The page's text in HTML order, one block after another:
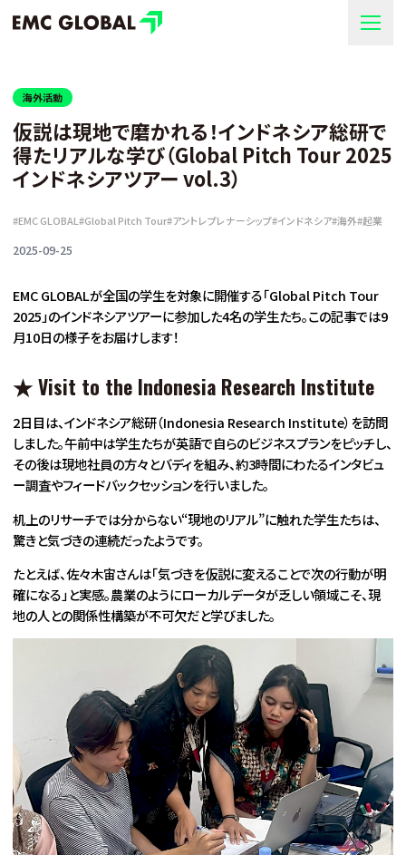
海外活動
仮説は現地で磨かれる！インドネシア総研で
得たリアルな学び（Global Pitch Tour 2025
インドネシアツアー vol.3）
#EMC GLOBAL#Global Pitch Tour#アントレプレナーシップ#インドネシア#海外#起業
2025-09-25
EMC GLOBALが全国の学生を対象に開催する「Global Pitch Tour
2025」のインドネシアツアーに参加した4名の学生たち。この記事では9
月10日の様子をお届けします！
★Visit to the Indonesia Research Institute
2日目は、インドネシア総研（Indonesia Research Institute）を訪問
しました。午前中は学生たちが英語で自らのビジネスプランをピッチし、
その後は現地社員の方々とバディを組み、約3時間にわたるインタビュ
ー調査やフィードバックセッションを行いました。
机上のリサーチでは分からない“現地のリアル”に触れた学生たちは、
驚きと気づきの連続だったようです。
たとえば、佐々木宙さんは「気づきを仮説に変えることで次の行動が明
確になる」と実感。農業のようにローカルデータが乏しい領域こそ、現
地の人との関係性構築が不可欠だと学びました。